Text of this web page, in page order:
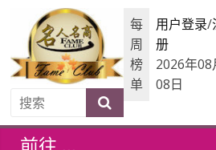
每
周
榜
单
用户登录/
册
2026年08
08日